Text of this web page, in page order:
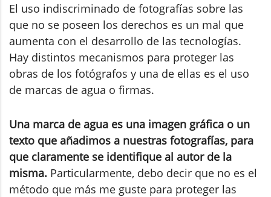
El uso indiscriminado de fotografías sobre las
que no se poseen los derechos es un mal que
aumenta con el desarrollo de las tecnologías.
Hay distintos mecanismos para proteger las
obras de los fotógrafos y una de ellas es el uso
de marcas de agua o firmas.
Una marca de agua es una imagen gráfica o un
texto que añadimos a nuestras fotografías, para
que claramente se identifique al autor de la
misma. Particularmente, debo decir que no es el
método que más me guste para proteger las